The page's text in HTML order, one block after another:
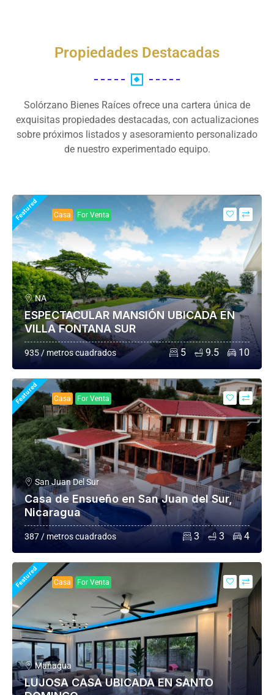
Propiedades Destacadas
Solórzano Bienes Raíces ofrece una cartera única de
exquisitas propiedades destacadas, con actualizaciones
sobre próximos listados y asesoramiento personalizado
de nuestro experimentado equipo.
Featured Casa For Venta
NA
ESPECTACULAR MANSIÓN UBICADA EN
VILLA FONTANA SUR
935 / metros cuadrados 5 9.5 10
Featured Casa For Venta
San Juan Del Sur
Casa de Ensueño en San Juan del Sur,
Nicaragua
387 / metros cuadrados 3 3 4
Featured Casa For Venta
Managua
LUJOSA CASA UBICADA EN SANTO